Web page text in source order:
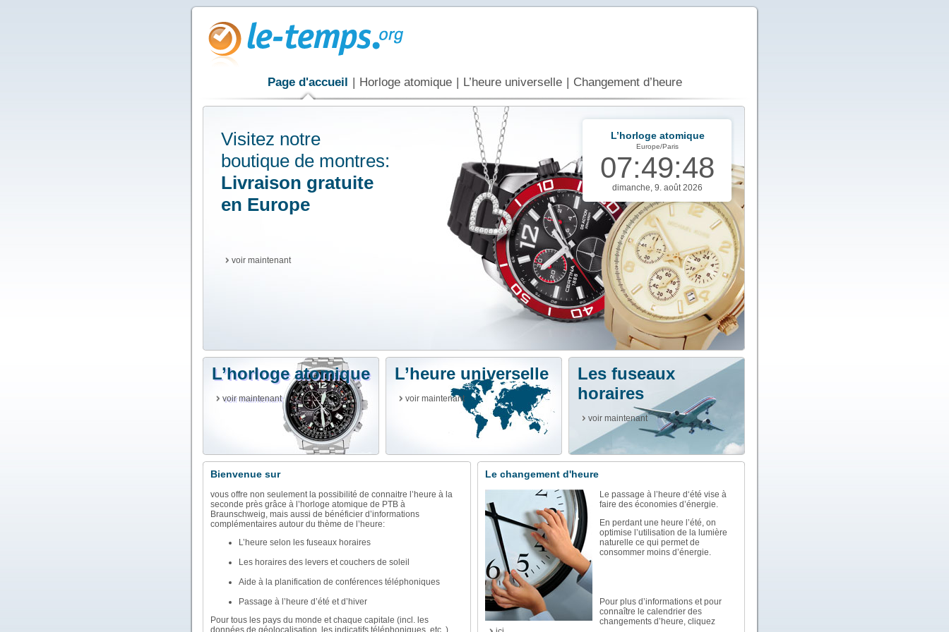
Page d'accueil | Horloge atomique | L’heure universelle | Changement d’heure
Visitez notre
boutique de montres:
Livraison gratuite
en Europe
voir maintenant
L’horloge atomique
Europe/Paris
07:49:48
dimanche, 9. août 2026
L’horloge atomique
voir maintenant
L’heure universelle
voir maintenant
Les fuseaux
horaires
voir maintenant
Bienvenue sur
vous offre non seulement la possibilité de connaitre l’heure à la
seconde près grâce à l’horloge atomique de PTB à
Braunschweig, mais aussi de bénéficier d’informations
complémentaires autour du thème de l’heure:
L’heure selon les fuseaux horaires
Les horaires des levers et couchers de soleil
Aide à la planification de conférences téléphoniques
Passage à l’heure d’été et d’hiver
Pour tous les pays du monde et chaque capitale (incl. les
données de géolocalisation, les indicatifs téléphoniques, etc. ).
Le changement d'heure
Le passage à l’heure d‘été vise à
faire des économies d’énergie.
En perdant une heure l’été, on
optimise l’utilisation de la lumière
naturelle ce qui permet de
consommer moins d’énergie.
Pour plus d’informations et pour
connaître le calendrier des
changements d’heure, cliquez